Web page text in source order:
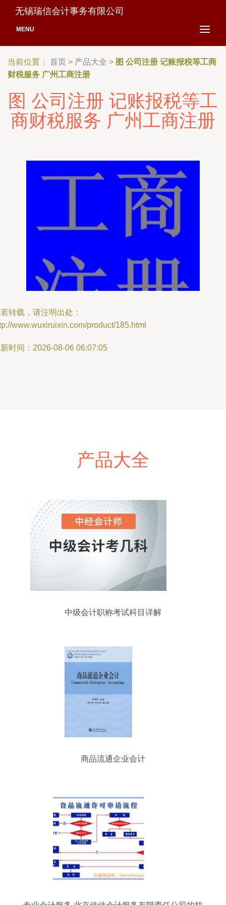
无锡瑞信会计事务有限公司
MENU
当前位置： 首页 > 产品大全 > 图 公司注册 记账报税等工商
财税服务 广州工商注册
图 公司注册 记账报税等工
商财税服务 广州工商注册
转载，请注明出处：
www.wuxiruixin.com/product/185.html
时间：2026-08-06 06:07:05
产品大全
中级会计职称考试科目详解
商品流通企业会计